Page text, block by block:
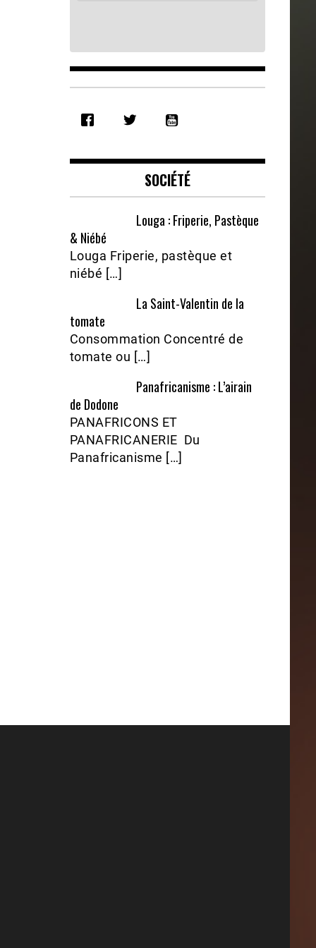
RSS FEED
EMBED
SOCIÉTÉ
Louga : Friperie, Pastèque
& Niébé
Louga Friperie, pastèque et
niébé […]
La Saint-Valentin de la
tomate
Consommation Concentré de
tomate ou […]
Panafricanisme : L’airain
de Dodone
PANAFRICONS ET
PANAFRICANERIE Du
Panafricanisme […]